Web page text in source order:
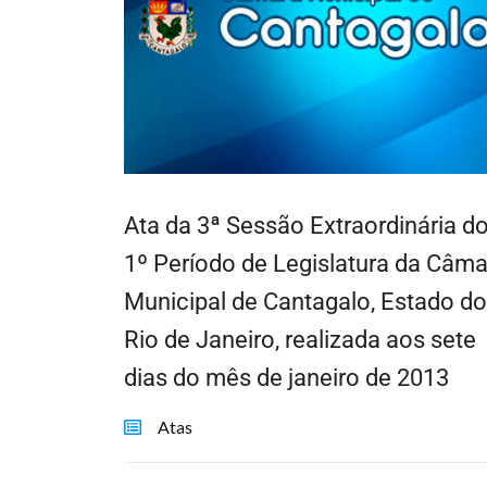
Ata da 3ª Sessão Extraordinária
1º Período de Legislatura da
Municipal de Cantagalo, Estado do
Rio de Janeiro, realizada aos sete
dias do mês de janeiro de 2013
Atas